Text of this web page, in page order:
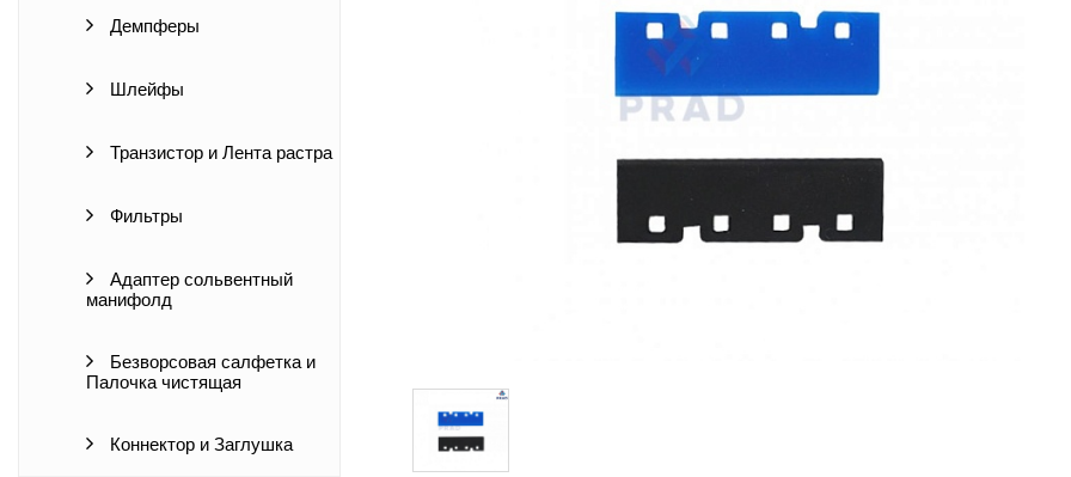
Демпферы
Шлейфы
Транзистор и Лента растра
Фильтры
Адаптер сольвентный
манифолд
Безворсовая салфетка и
Палочка чистящая
Коннектор и Заглушка